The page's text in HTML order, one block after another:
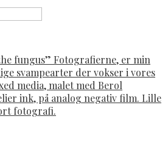
fungus” Fotografierne, er min
svampearter der vokser i vores
media, malet med Berol
ink, på analog negativ film. Lille
fotografi.